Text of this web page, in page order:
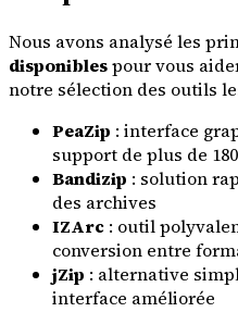
Nous avons analysé les
disponiblespour vous
notre sélection des outils
PeaZip : interface
support de plus de
Bandizip : solution
des archives
IZArc : outil
conversion entre
jZip : alternative
interface améliorée